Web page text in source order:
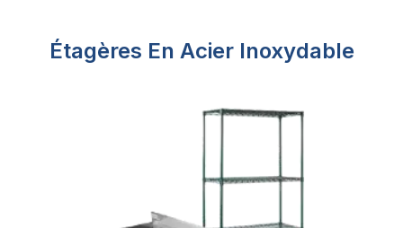
Étagères En Acier Inoxydable